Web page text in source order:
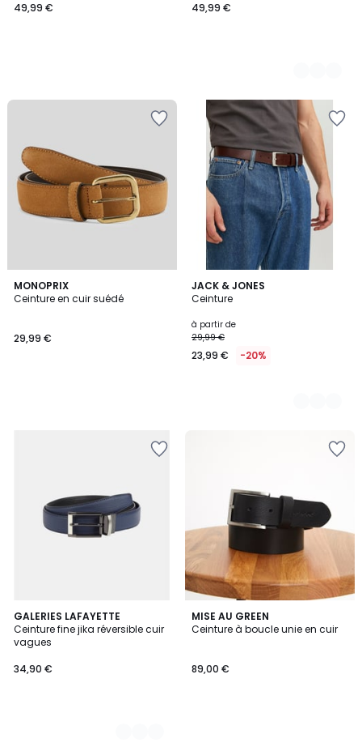
49,99 €
49,99 €
MONOPRIX
Ceinture en cuir suédé
29,99 €
JACK & JONES
Ceinture
à partir de
29,99 €
23,99 € -20%
3
Couleurs
GALERIES LAFAYETTE
Ceinture fine jika réversible cuir
vagues
34,90 €
2
Couleurs
MISE AU GREEN
Ceinture à boucle unie en cuir
89,00 €